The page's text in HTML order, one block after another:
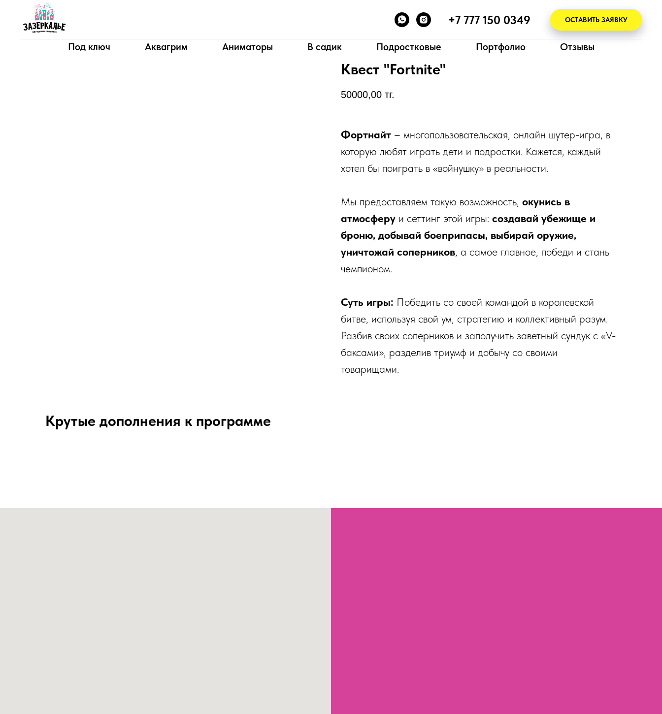
+7 777 150 0349 ОСТАВИТЬ ЗАЯВКУ
Под ключ Аквагрим Аниматоры В садик Подростковые Портфолио Отзывы
Квест "Fortnite"
50000,00 тг.
Фортнайт – многопользовательская, онлайн шутер-игра, в
которую любят играть дети и подростки. Кажется, каждый
хотел бы поиграть в «войнушку» в реальности.
Мы предоставляем такую возможность, окунись в
атмосферу и сеттинг этой игры: создавай убежище и
броню, добывай боеприпасы, выбирай оружие,
уничтожай соперников, а самое главное, победи и стань
чемпионом.
Суть игры: Победить со своей командой в королевской
битве, используя свой ум, стратегию и коллективный разум.
Разбив своих соперников и заполучить заветный сундук с «V-
баксами», разделив триумф и добычу со своими
товарищами.
Крутые дополнения к программе